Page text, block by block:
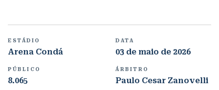
ESTÁDIO
Arena Condá
DATA
03 de maio de 2026
PÚBLICO
8.065
ÁRBITRO
Paulo Cesar Zanovelli